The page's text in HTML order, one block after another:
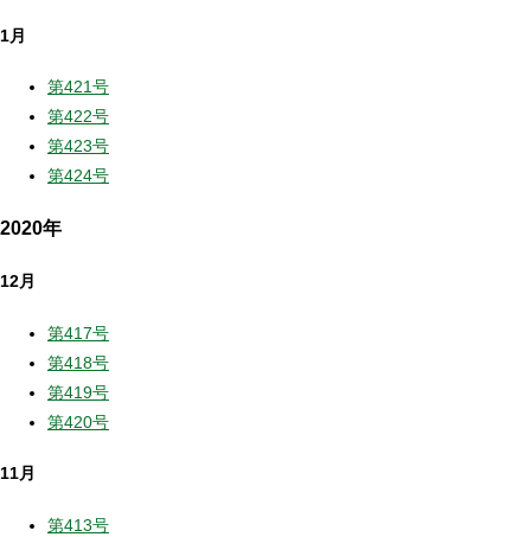
1月
第421号
第422号
第423号
第424号
2020年
12月
第417号
第418号
第419号
第420号
11月
第413号